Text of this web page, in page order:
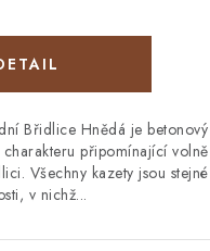
Břidlice Hnědá je betonový
připomínající volně
Všechny kazety jsou stejné
v nichž...